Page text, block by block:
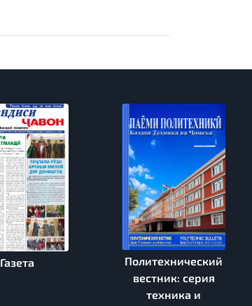
Газета
Политехнический
вестник: серия
техника и